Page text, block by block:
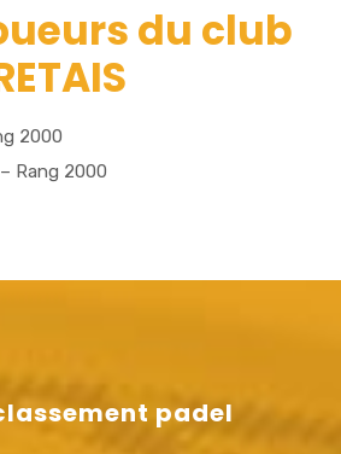
du club
2000
Rang 2000
classement padel